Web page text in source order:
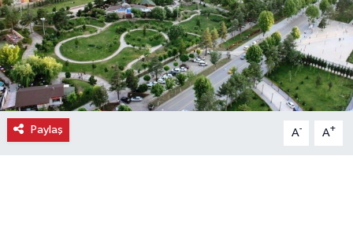
Paylaş A- A+
Gurme
Haber
İlçe Haberleri